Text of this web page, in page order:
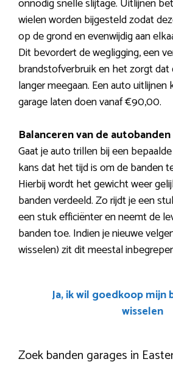
wielen worden bijgesteld zodat
op de grond en evenwijdig aan
Dit bevordert de wegligging, een
brandstofverbruik en het zorgt dat
langer meegaan. Een auto uitlijnen
garage laten doen vanaf €90,00.
Balanceren van de autobanden
Gaat je auto trillen bij een
kans dat het tijd is om de banden
Hierbij wordt het gewicht weer
banden verdeeld. Zo rijdt je een
een stuk efficiënter en neemt de
banden toe. Indien je nieuwe
wisselen) zit dit meestal
Ja, ik wil goedkoop mijn
wisselen
Zoek banden garages in